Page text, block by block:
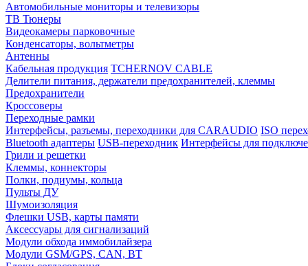
Автомобильные мониторы и телевизоры
ТВ Тюнеры
Видеокамеры парковочные
Конденсаторы, вольтметры
Антенны
Кабельная продукция TCHERNOV CABLE
Делители питания, держатели предохранителей, клеммы
Предохранители
Кроссоверы
Переходные рамки
Интерфейсы, разъемы, переходники для CARAUDIO ISO
Bluetooth адаптеры USB-переходник Интерфейсы для
Грили и решетки
Клеммы, коннекторы
Полки, подиумы, кольца
Пульты ДУ
Шумоизоляция
Флешки USB, карты памяти
Аксессуары для сигнализаций
Модули обхода иммобилайзера
Модули GSM/GPS, CAN, BT